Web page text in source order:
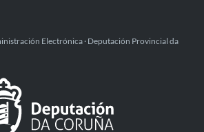
Electrónica · Deputación Provincial da